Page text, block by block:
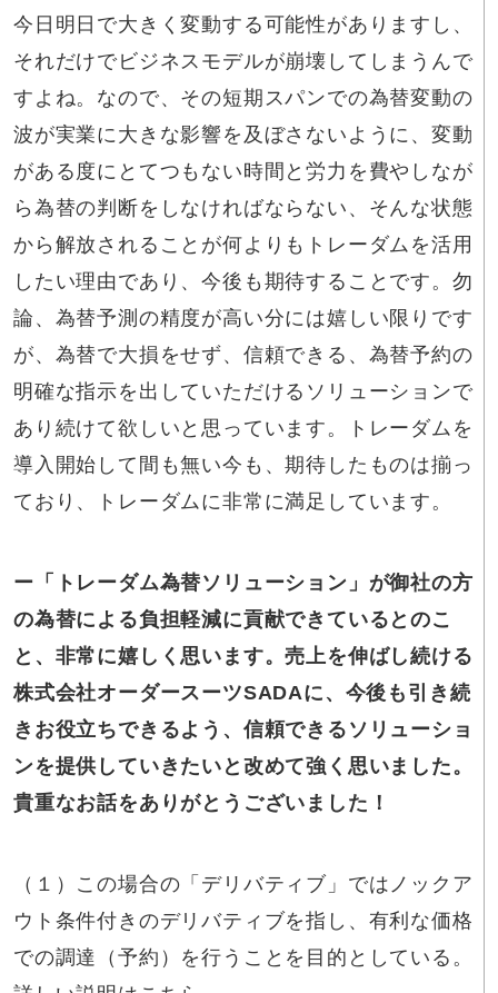
今日明日で大きく変動する可能性がありますし、
それだけでビジネスモデルが崩壊してしまうんで
すよね。なので、その短期スパンでの為替変動の
波が実業に大きな影響を及ぼさないように、変動
がある度にとてつもない時間と労力を費やしなが
ら為替の判断をしなければならない、そんな状態
から解放されることが何よりもトレーダムを活用
したい理由であり、今後も期待することです。勿
論、為替予測の精度が高い分には嬉しい限りです
が、為替で大損をせず、信頼できる、為替予約の
明確な指示を出していただけるソリューションで
あり続けて欲しいと思っています。トレーダムを
導入開始して間も無い今も、期待したものは揃っ
ており、トレーダムに非常に満足しています。
ー「トレーダム為替ソリューション」が御社の方
の為替による負担軽減に貢献できているとのこ
と、非常に嬉しく思います。売上を伸ばし続ける
株式会社オーダースーツSADAに、今後も引き続
きお役立ちできるよう、信頼できるソリューショ
ンを提供していきたいと改めて強く思いました。
貴重なお話をありがとうございました！
（１）この場合の「デリバティブ」ではノックア
ウト条件付きのデリバティブを指し、有利な価格
での調達（予約）を行うことを目的としている。